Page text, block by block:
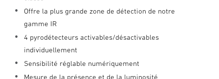
Offre la plus grande zone de détection de notre
gamme IR
4 pyrodétecteurs activables/désactivables
individuellement
Sensibilité réglable numériquement
Mesure de la présence et de la luminosité